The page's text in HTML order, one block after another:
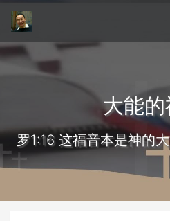
大能
罗1:16 这福音本是神的